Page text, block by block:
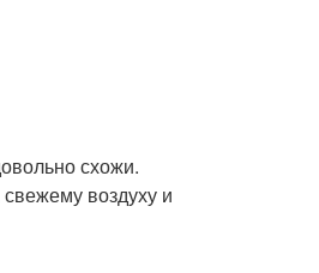
схожи.
воздуху и